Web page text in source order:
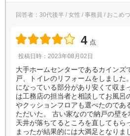
回答者：30代後半 / 女性 / 事務員 / おこめ
4 点
投稿日時：2023年08月02日
大手ホームセンターであるカインズ
戸、トイレのリフォームをしました
になっている部分があり安くて収ま
は工務店の担当者と相談してお風呂
やクッションフロアも選べたのであ
ただいた。 古い家なので納戸の壁
天井が落ちてるところを直してもら
まったが結果的には大満足となりま